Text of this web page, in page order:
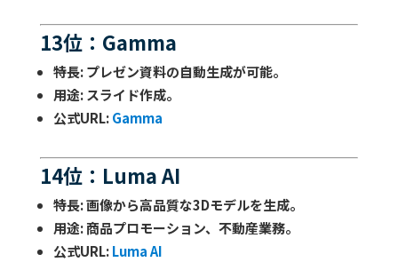
13位：Gamma
特長: プレゼン資料の自動生成が可能。
用途: スライド作成。
公式URL:Gamma
14位：Luma AI
特長: 画像から高品質な3Dモデルを生成。
用途: 商品プロモーション、不動産業務。
公式URL:Luma AI